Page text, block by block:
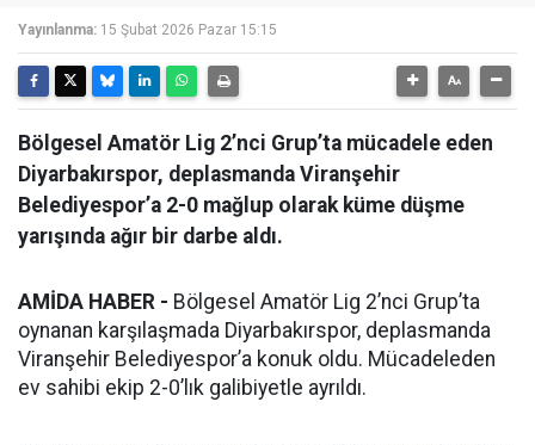
Yayınlanma: 15 Şubat 2026 Pazar 15:15
Bölgesel Amatör Lig 2’nci Grup’ta mücadele eden
Diyarbakırspor, deplasmanda Viranşehir
Belediyespor’a 2-0 mağlup olarak küme düşme
yarışında ağır bir darbe aldı.
AMİDA HABER - Bölgesel Amatör Lig 2’nci Grup’ta
oynanan karşılaşmada Diyarbakırspor, deplasmanda
Viranşehir Belediyespor’a konuk oldu. Mücadeleden
ev sahibi ekip 2-0’lık galibiyetle ayrıldı.